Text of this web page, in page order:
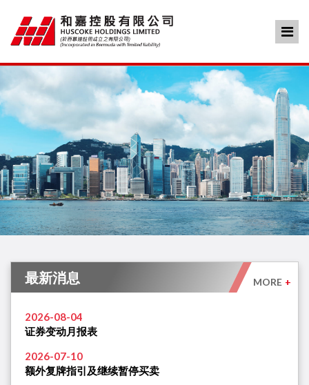
最新消息
2026-08-04
证券变动月报表
2026-07-10
额外复牌指引及继续暂停买卖
MORE +